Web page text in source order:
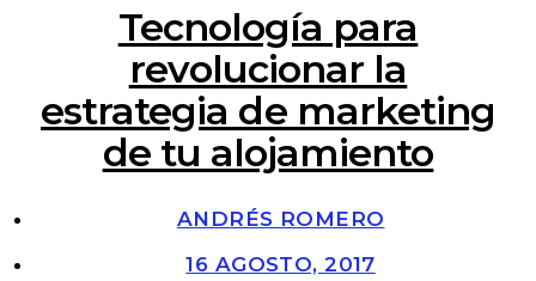
Tecnología para
revolucionar la
estrategia de marketing
de tu alojamiento
ANDRÉS ROMERO
16 AGOSTO, 2017